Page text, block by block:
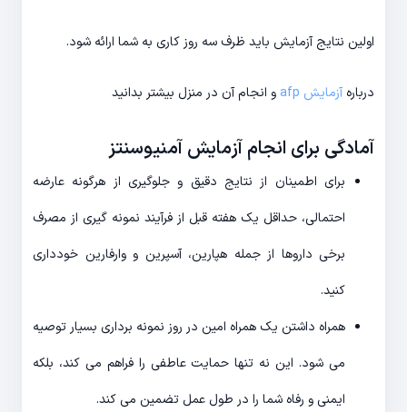
اولین نتایج آزمایش باید ظرف سه روز کاری به شما ارائه شود.
درباره آزمایش afp و انجام آن در منزل بیشتر بدانید
آمادگی برای انجام آزمایش آمنیوسنتز
برای اطمینان از نتایج دقیق و جلوگیری از هرگونه عارضه
احتمالی، حداقل یک هفته قبل از فرآیند نمونه گیری از مصرف
برخی داروها از جمله هپارین، آسپرین و وارفارین خودداری
کنید.
همراه داشتن یک همراه امین در روز نمونه برداری بسیار توصیه
می شود. این نه تنها حمایت عاطفی را فراهم می کند، بلکه
ایمنی و رفاه شما را در طول عمل تضمین می کند.